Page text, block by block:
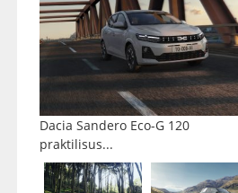
Dacia Sandero Eco-G 120
praktilisus...